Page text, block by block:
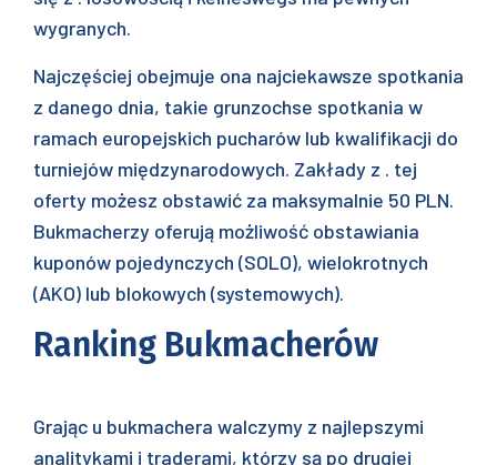
wygranych.
Najczęściej obejmuje ona najciekawsze spotkania
z danego dnia, takie grunzochse spotkania w
ramach europejskich pucharów lub kwalifikacji do
turniejów międzynarodowych. Zakłady z . tej
oferty możesz obstawić za maksymalnie 50 PLN.
Bukmacherzy oferują możliwość obstawiania
kuponów pojedynczych (SOLO), wielokrotnych
(AKO) lub blokowych (systemowych).
Ranking Bukmacherów
Grając u bukmachera walczymy z najlepszymi
analitykami i traderami, którzy są po drugiej